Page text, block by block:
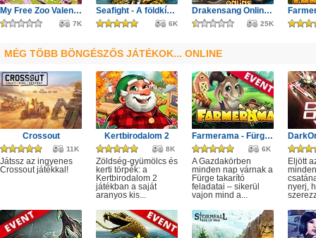
My Free Zoo Valentin nap
7K
Seafight - A földkígyó éve
6K
Drakensang Online - Első szezon
25K
MÉG TÖBB BÖNGÉSZŐS JÁTÉKOK... ONLINE
Crossout
11K
Játssz az ingyenes
Crossout játékkal!
Kertbirodalom 2
8K
Zöldség-gyümölcs és
kerti törpék: a
Kertbirodalom 2
játékban a saját
aranyos kis...
Farmerama - Fürge takarító
6K
A Gazdakörben
minden nap várnak a
Fürge takarító
feladatai – sikerül
vajon mind a...
Eljött
nyerj,